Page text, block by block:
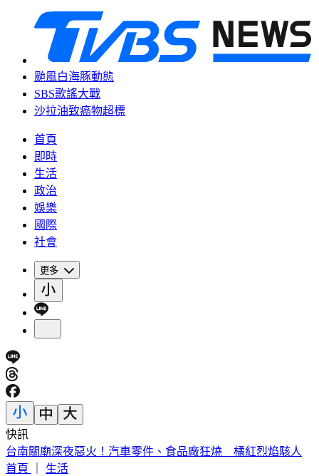
颱風白海豚動態
SBS歌謠大戰
沙拉油致癌物超標
首頁
即時
生活
政治
娛樂
國際
社會
更多
快訊
毒油衝擊？卓榮泰不滿意度「半年來最高」 賴政府最新民調
曝